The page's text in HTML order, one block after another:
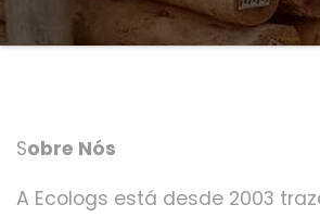
Sobre Nós
A Ecologs está desde 2003